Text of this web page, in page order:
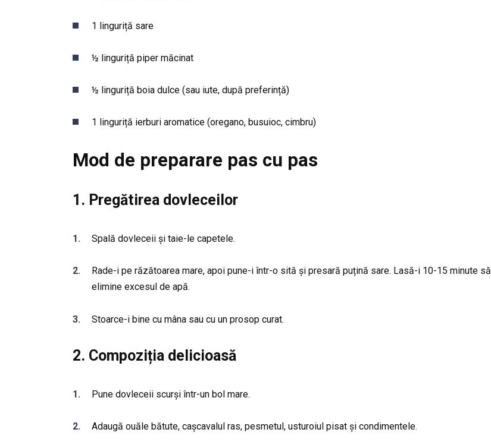
1 linguriță sare
½ linguriță piper măcinat
½ linguriță boia dulce (sau iute, după preferință)
1 linguriță ierburi aromatice (oregano, busuioc, cimbru)
Mod de preparare pas cu pas
1. Pregătirea dovleceilor
Spală dovleceii și taie-le capetele.
Rade-i pe răzătoarea mare, apoi pune-i într-o sită și presară puțină sare. Lasă-i 10-15 minute să
elimine excesul de apă.
Stoarce-i bine cu mâna sau cu un prosop curat.
2. Compoziția delicioasă
Pune dovleceii scurși într-un bol mare.
Adaugă ouăle bătute, cașcavalul ras, pesmetul, usturoiul pisat și condimentele.